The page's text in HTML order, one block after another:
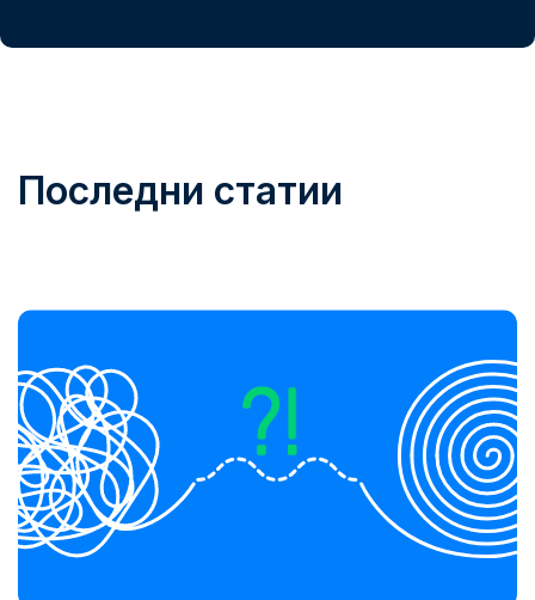
Последни статии